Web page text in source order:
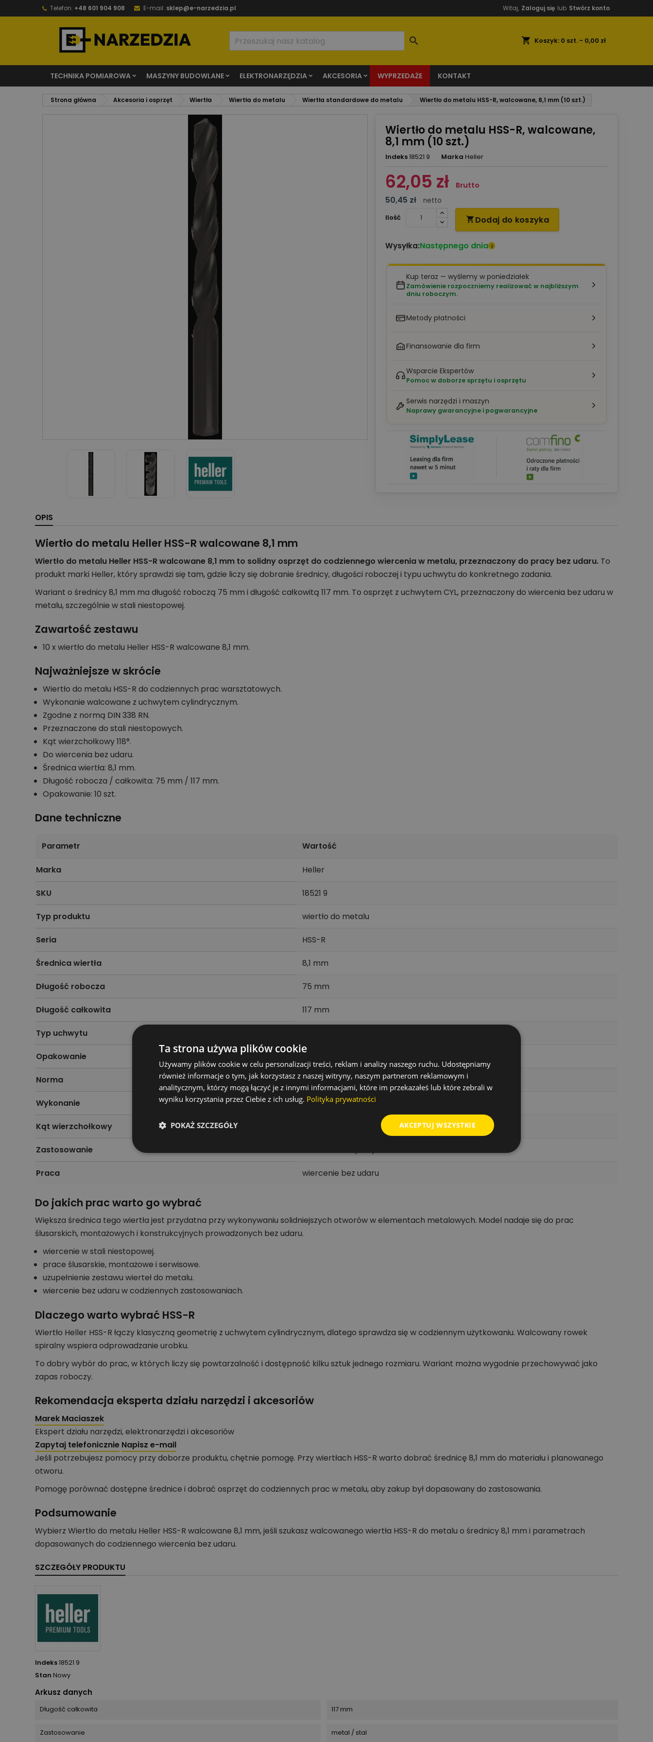
Telefon: +48 601 904 908 E-mail: sklep@e-narzedzia.pl Witaj, Zaloguj się lub Stwórz konto
shopping_cart Koszyk: 0 szt. - 0,00 zł

TECHNIKA POMIAROWA MASZYNY BUDOWLANE ELEKTRONARZĘDZIA AKCESORIA WYPRZEDAŻE KONTAKT
Strona główna Akcesoria i osprzęt Wiertła Wiertła do metalu Wiertła standardowe do metalu Wiertło do metalu HSS-R, walcowane, 8,1 mm (10 szt.)
Wiertło do metalu HSS-R, walcowane,
8,1 mm (10 szt.)
Indeks18521 9 Marka Heller
62,05 zł Brutto
50,45 zł
netto
Ilość
 Dodaj do koszyka
Wysyłka:Następnego dnia i
Kup teraz — wyślemy w poniedziałek
Zamówienie rozpoczniemy realizować w najbliższym
dniu roboczym.
Metody płatności
Finansowanie dla firm
Wsparcie Ekspertów
Pomoc w doborze sprzętu i osprzętu
Serwis narzędzi i maszyn
Naprawy gwarancyjne i pogwarancyjne
OPIS
Wiertło do metalu Heller HSS-R walcowane 8,1 mm
Wiertło do metalu Heller HSS-R walcowane 8,1 mm to solidny osprzęt do codziennego wiercenia w metalu, przeznaczony do pracy bez udaru. To
produkt marki Heller, który sprawdzi się tam, gdzie liczy się dobranie średnicy, długości roboczej i typu uchwytu do konkretnego zadania.
Wariant o średnicy 8,1 mm ma długość roboczą 75 mm i długość całkowitą 117 mm. To osprzęt z uchwytem CYL, przeznaczony do wiercenia bez udaru w
metalu, szczególnie w stali niestopowej.
Zawartość zestawu
10 x wiertło do metalu Heller HSS-R walcowane 8,1 mm.
Najważniejsze w skrócie
Wiertło do metalu HSS-R do codziennych prac warsztatowych.
Wykonanie walcowane z uchwytem cylindrycznym.
Zgodne z normą DIN 338 RN.
Przeznaczone do stali niestopowych.
Kąt wierzchołkowy 118°.
Do wiercenia bez udaru.
Średnica wiertła: 8,1 mm.
Długość robocza / całkowita: 75 mm / 117 mm.
Opakowanie: 10 szt.
Dane techniczne
Parametr Wartość
Marka Heller
SKU 18521 9
Typ produktu wiertło do metalu
Seria HSS-R
Średnica wiertła 8,1 mm
Długość robocza 75 mm
Długość całkowita 117 mm
Typ uchwytu
Opakowanie
Norma DIN 338 RN
Wykonanie walcowane
Kąt wierzchołkowy
Zastosowanie
Praca wiercenie bez udaru
Do jakich prac warto go wybrać
Większa średnica tego wiertła jest przydatna przy wykonywaniu solidniejszych otworów w elementach metalowych. Model nadaje się do prac
ślusarskich, montażowych i konstrukcyjnych prowadzonych bez udaru.
wiercenie w stali niestopowej.
prace ślusarskie, montażowe i serwisowe.
uzupełnienie zestawu wierteł do metalu.
wiercenie bez udaru w codziennych zastosowaniach.
Dlaczego warto wybrać HSS-R
Wiertło Heller HSS-R łączy klasyczną geometrię z uchwytem cylindrycznym, dlatego sprawdza się w codziennym użytkowaniu. Walcowany rowek
spiralny wspiera odprowadzanie urobku.
To dobry wybór do prac, w których liczy się powtarzalność i dostępność kilku sztuk jednego rozmiaru. Wariant można wygodnie przechowywać jako
zapas roboczy.
Rekomendacja eksperta działu narzędzi i akcesoriów
Marek Maciaszek
Ekspert działu narzędzi, elektronarzędzi i akcesoriów
Zapytaj telefonicznie Napisz e-mail
Jeśli potrzebujesz pomocy przy doborze produktu, chętnie pomogę. Przy wiertłach HSS-R warto dobrać średnicę 8,1 mm do materiału i planowanego
otworu.
Pomogę porównać dostępne średnice i dobrać osprzęt do codziennych prac w metalu, aby zakup był dopasowany do zastosowania.
Podsumowanie
Wybierz Wiertło do metalu Heller HSS-R walcowane 8,1 mm, jeśli szukasz walcowanego wiertła HSS-R do metalu o średnicy 8,1 mm i parametrach
dopasowanych do codziennego wiercenia bez udaru.
SZCZEGÓŁY PRODUKTU
Indeks18521 9
Stan Nowy
Arkusz danych
Długość całkowita 117 mm
Zastosowanie metal / stal
Ta strona używa plików cookie
Używamy plików cookie w celu personalizacji treści, reklam i analizy naszego ruchu. Udostępniamy
również informacje o tym, jak korzystasz z naszej witryny, naszym partnerom reklamowym i
analitycznym, którzy mogą łączyć je z innymi informacjami, które im przekazałeś lub które zebrali w
wyniku korzystania przez Ciebie z ich usług. Polityka prywatności
AKCEPTUJ WSZYSTKIE
POKAŻ SZCZEGÓŁY